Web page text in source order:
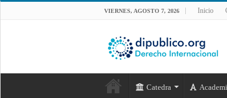
VIERNES, AGOSTO 7, 2026 Inicio
Catedra